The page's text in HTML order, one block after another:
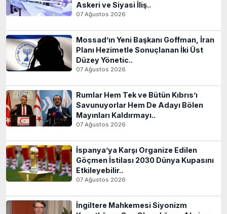
Askeri ve Siyasi İliş..
07 Ağustos 2026
Mossad’ın Yeni Başkanı Goffman, İran
Planı Hezimetle Sonuçlanan İki Üst
Düzey Yönetic..
07 Ağustos 2026
Rumlar Hem Tek ve Bütün Kıbrıs’ı
Savunuyorlar Hem De Adayı Bölen
Mayınları Kaldırmayı..
07 Ağustos 2026
İspanya’ya Karşı Organize Edilen
Göçmen İstilası 2030 Dünya Kupasını
Etkileyebilir..
07 Ağustos 2026
İngiltere Mahkemesi Siyonizm